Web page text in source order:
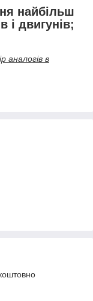
найбільш
і двигунів;
аналогів в